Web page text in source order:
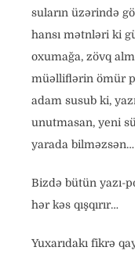
suların üzərində
hansı mətnləri ki
oxumağa, zövq
müəlliflərin ömür
adam susub ki,
unutmasan, yeni
yarada bilməzsən…
Bizdə bütün yazı-
hər kəs qışqırır…
Yuxarıdakı fikrə